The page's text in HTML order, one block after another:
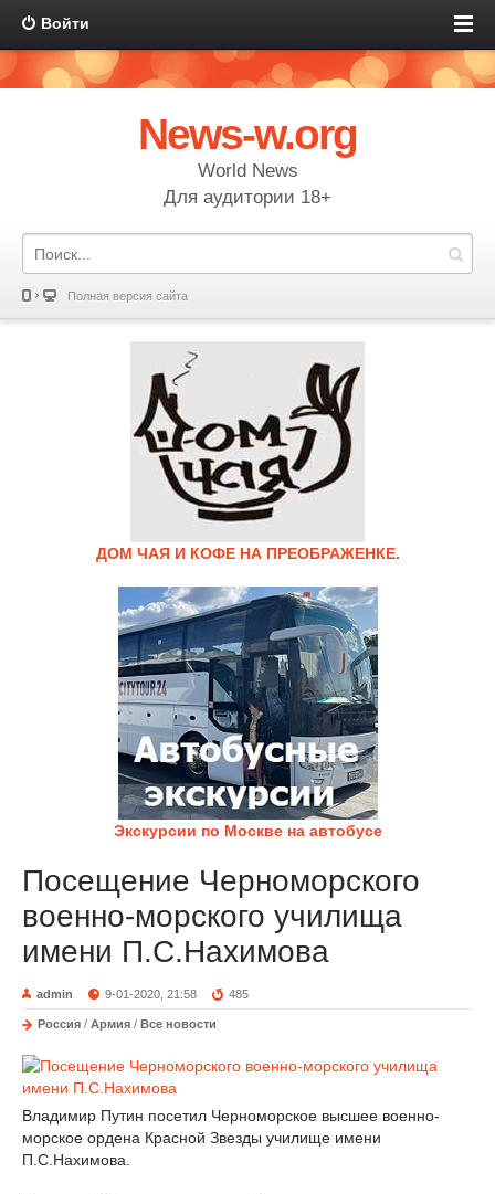
Войти
News-w.org
World News
Для аудитории 18+
Полная версия сайта
ДОМ ЧАЯ И КОФЕ НА ПРЕОБРАЖЕНКЕ.
Экскурсии по Москве на автобусе
Посещение Черноморского
военно-морского училища
имени П.С.Нахимова
admin 9-01-2020, 21:58 485
Россия / Армия / Все новости
Владимир Путин посетил Черноморское высшее военно-
морское ордена Красной Звезды училище имени
П.С.Нахимова.